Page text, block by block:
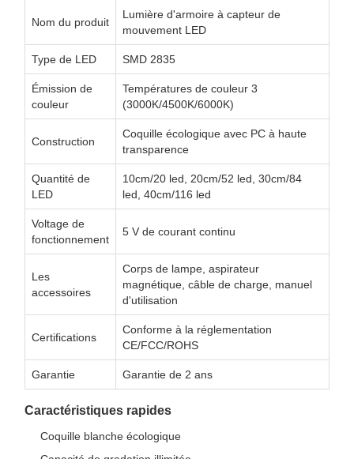
Nom du produit
Lumière d'armoire à capteur de
mouvement LED
Type de LED SMD 2835
Émission de
couleur
Températures de couleur 3
(3000K/4500K/6000K)
Construction
Coquille écologique avec PC à haute
transparence
Quantité de
LED
10cm/20 led, 20cm/52 led, 30cm/84
led, 40cm/116 led
Voltage de
fonctionnement
5 V de courant continu
Les
accessoires
Corps de lampe, aspirateur
magnétique, câble de charge, manuel
d'utilisation
Certifications
Conforme à la réglementation
CE/FCC/ROHS
Garantie Garantie de 2 ans
Caractéristiques rapides
Coquille blanche écologique